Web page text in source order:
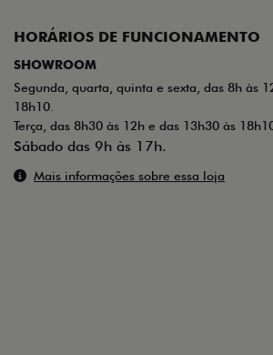
HORÁRIOS DE FUNCIONAMENTO
SHOWROOM
Segunda, quarta, quinta e sexta, das 8h às
18h10.
Terça, das 8h30 às 12h e das 13h30 às
Sábado das 9h às 17h.
Mais informações sobre essa loja